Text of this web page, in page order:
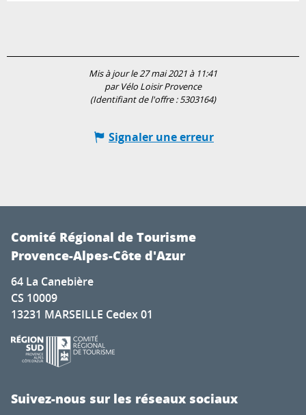
Mis à jour le 27 mai 2021 à 11:41
par Vélo Loisir Provence
(Identifiant de l'offre :5303164)
Signaler une erreur
Comité Régional de Tourisme
Provence-Alpes-Côte d'Azur
64 La Canebière
CS 10009
13231 MARSEILLE Cedex 01
Suivez-nous sur les réseaux sociaux